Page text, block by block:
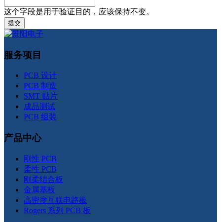
这个字段是用于验证目的，应该保持不变。
服务项目
PCB 设计
PCB 制造
SMT 贴片
成品测试
PCB 组装
产品中心
刚性 PCB
柔性 PCB
刚柔结合板
金属基板
高密度互联电路板
Rogers 系列 PCB 板